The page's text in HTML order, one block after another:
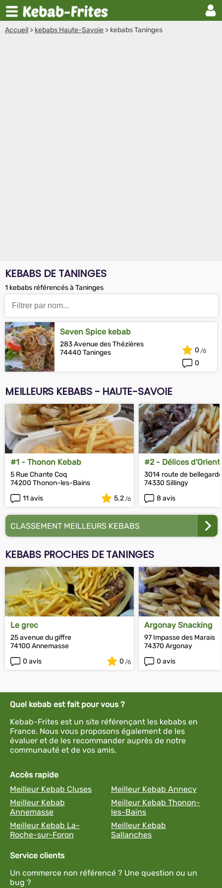
Accueil > kebabs Haute-Savoie > kebabs Taninges
KEBABS DE TANINGES
1 kebabs référencés à Taninges
Seven Spice kebab
283 Avenue des Thézières
74440 Taninges
0
0
MEILLEURS KEBABS - HAUTE-SAVOIE
#1 - Thonon Kebab
5 Rue Chante Coq
74200 Thonon-les-Bains
11 avis
5.2
#2 - Délices d'Orient
3014 route de bellegarde
74330 Sillingy
8 avis
CLASSEMENT MEILLEURS KEBABS
KEBABS PROCHES DE TANINGES
Le grec
25 avenue du giffre
74100 Annemasse
0 avis
0
Argonay Snacking
97 Impasse des Marais
74370 Argonay
0 avis
Quel kebab est fait pour vous ?
Kebab-Frites est un site référençant les kebabs en
France. Nous vous proposons également de les
évaluer et de les recommander auprès de notre
communauté et de vos amis.
Accès rapide
Meilleur Kebab Cluses
Meilleur Kebab Annecy
Meilleur Kebab
Annemasse
Meilleur Kebab Thonon-
les-Bains
Meilleur Kebab La-
Roche-sur-Foron
Meilleur Kebab
Sallanches
Service clients
Un commerce non référencé ? Une question ou un
bug ?